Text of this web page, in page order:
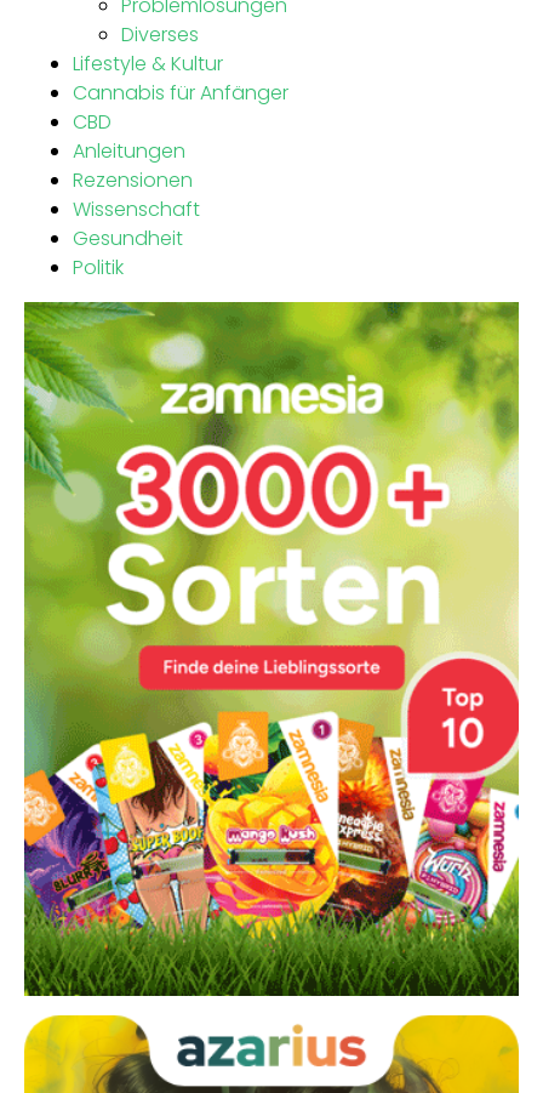
Diverses
Lifestyle & Kultur
Cannabis für Anfänger
CBD
Anleitungen
Rezensionen
Wissenschaft
Gesundheit
Politik